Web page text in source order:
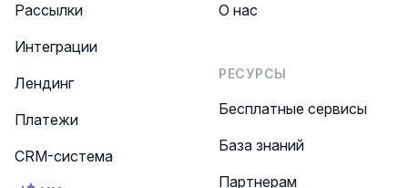
Рассылки
Интеграции
Лендинг
Платежи
CRM-система
О нас
РЕСУРСЫ
Бесплатные сервисы
База знаний
Партнерам